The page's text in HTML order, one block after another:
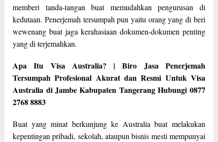
memberi tanda-tangan buat memudahkan pengurusan di
kedutaan. Penerjemah tersumpah pun yaitu orang yang di beri
wewenang buat jaga kerahasiaan dokumen-dokumen penting
yang di terjemahkan.
Apa Itu Visa Australia? | Biro Jasa Penerjemah
Tersumpah Profesional Akurat dan Resmi Untuk Visa
Australia di Jambe Kabupaten Tangerang Hubungi 0877
2768 8883
Buat yang minat berkunjung ke Australia buat melakukan
kepentingan pribadi, sekolah, ataupun bisnis mesti mempunyai